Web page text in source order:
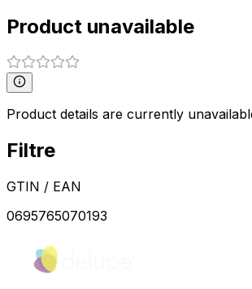
Product unavailable
Product details are currently
Filtre
GTIN / EAN
0695765070193